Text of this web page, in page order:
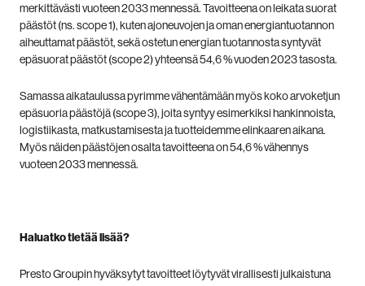
merkittävästi vuoteen 2033 mennessä. Tavoitteena on leikata suorat
päästöt (ns. scope 1), kuten ajoneuvojen ja oman energiantuotannon
aiheuttamat päästöt, sekä ostetun energian tuotannosta syntyvät
epäsuorat päästöt (scope 2) yhteensä 54,6 % vuoden 2023 tasosta.
Samassa aikataulussa pyrimme vähentämään myös koko arvoketjun
epäsuoria päästöjä (scope 3), joita syntyy esimerkiksi hankinnoista,
logistiikasta, matkustamisesta ja tuotteidemme elinkaaren aikana.
Myös näiden päästöjen osalta tavoitteena on 54,6 % vähennys
vuoteen 2033 mennessä.
Haluatko tietää lisää?
Presto Groupin hyväksytyt tavoitteet löytyvät virallisesti julkaistuna